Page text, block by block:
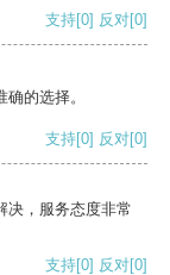
支持[0] 反对[0]
的选择。
支持[0] 反对[0]
决，服务态度非常
支持[0] 反对[0]